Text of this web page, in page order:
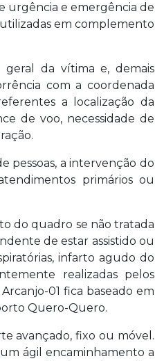
urgência e emergência de
em complemento
geral da vítima e, demais
com a coordenada
a localização da
de voo, necessidade de
pessoas, a intervenção do
primários ou
do quadro se não tratada
de estar assistido ou
infarto agudo do
realizadas pelos
01 fica baseado em
Quero-Quero.
avançado, fixo ou móvel.
ágil encaminhamento a